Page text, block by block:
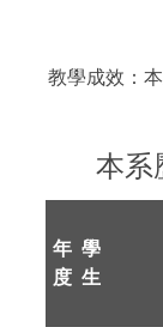
教學成效：
本系
年
度
學
生